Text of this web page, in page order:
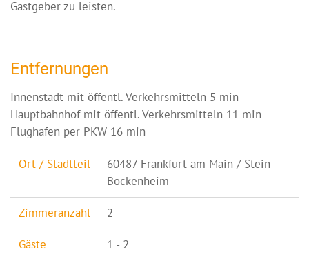
Gastgeber zu leisten.
Entfernungen
Innenstadt mit öffentl. Verkehrsmitteln 5 min
Hauptbahnhof mit öffentl. Verkehrsmitteln 11 min
Flughafen per PKW 16 min
Ort / Stadtteil
60487 Frankfurt am Main / Stein-
Bockenheim
Zimmeranzahl 2
Gäste 1 - 2